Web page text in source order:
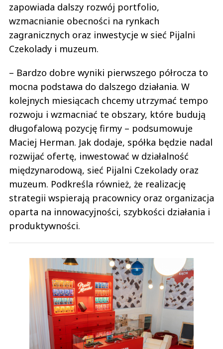
zapowiada dalszy rozwój portfolio,
wzmacnianie obecności na rynkach
zagranicznych oraz inwestycje w sieć Pijalni
Czekolady i muzeum.
– Bardzo dobre wyniki pierwszego półrocza to
mocna podstawa do dalszego działania. W
kolejnych miesiącach chcemy utrzymać tempo
rozwoju i wzmacniać te obszary, które budują
długofalową pozycję firmy – podsumowuje
Maciej Herman. Jak dodaje, spółka będzie nadal
rozwijać ofertę, inwestować w działalność
międzynarodową, sieć Pijalni Czekolady oraz
muzeum. Podkreśla również, że realizację
strategii wspierają pracownicy oraz organizacja
oparta na innowacyjności, szybkości działania i
produktywności.